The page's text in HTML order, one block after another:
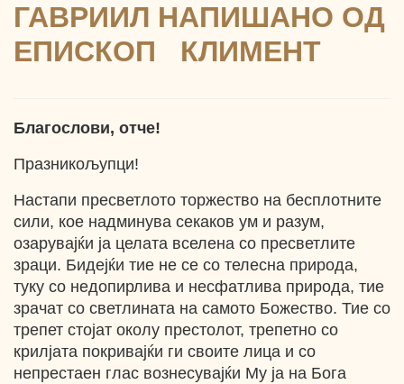
ГАВРИИЛ НАПИШАНО ОД
ЕПИСКОП КЛИМЕНТ
Благослови, отче!
Празникољупци!
Настапи пресветлото торжество на бесплотните
сили, кое надминува секаков ум и разум,
озарувајќи ја целата вселена со пресветлите
зраци. Бидејќи тие не се со телесна природа,
туку со недопирлива и несфатлива природа, тие
зрачат со светлината на самото Божество. Тие со
трепет стојат околу престолот, трепетно со
крилјата покривајќи ги своите лица и со
непрестаен глас вознесувајќи Му ја на Бога